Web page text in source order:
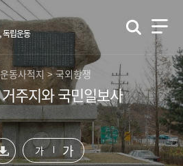
독립운동
동사적지 > 국외항쟁
주지와 국민일보사
가 가